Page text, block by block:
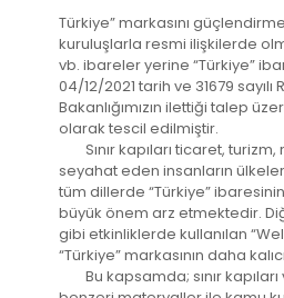
Türkiye” markasını
kuruluşlarla resmi ilişkilerde
vb. ibareler yerine “Türkiye”
04/12/2021 tarih ve 31679
Bakanlığımızın ilettiği talep
olarak tescil edilmiştir.
Sınır kapıları ticaret,
seyahat eden insanların
tüm dillerde “Türkiye” ibaresinin
büyük önem arz etmektedir.
gibi etkinliklerde kullanılan
“Türkiye” markasının daha
Bu kapsamda; sınır